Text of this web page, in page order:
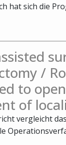
hat sich die
/
to
of
vergleicht